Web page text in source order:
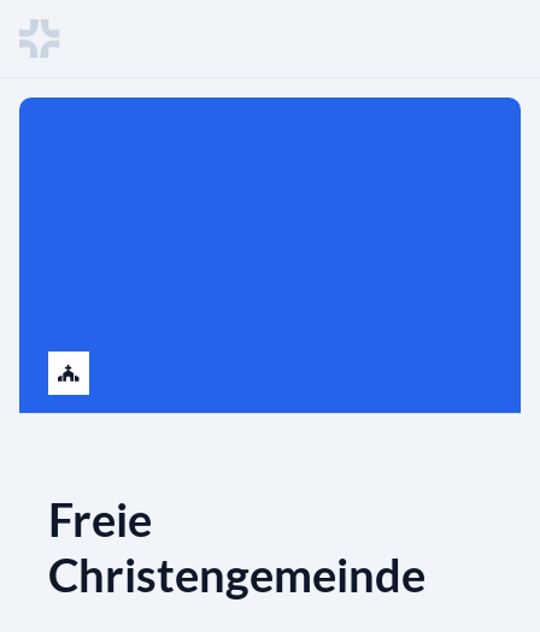
Freie
Christengemeinde